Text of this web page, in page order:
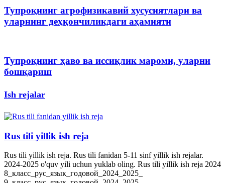
Тупроқнинг агрофизикавий хусусиятлари ва
уларнинг деҳқончиликдаги аҳамияти
Тупроқнинг ҳаво ва иссиқлик мароми, уларни
бошқариш
Ish rejalar
Rus tili yillik ish reja
Rus tili yillik ish reja. Rus tili fanidan 5-11 sinf yillik ish rejalar.
2024-2025 o'quv yili uchun yuklab oling. Rus tili yillik ish reja 2024
8_класс_рус_язык_годовой_2024_2025_